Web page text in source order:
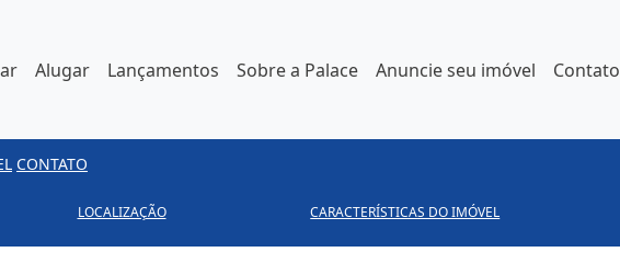
Alugar Lançamentos Sobre a Palace Anuncie seu imóvel Contato
CONTATO
LOCALIZAÇÃO CARACTERÍSTICAS DO IMÓVEL